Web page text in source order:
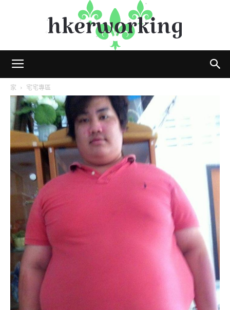
家 宅宅專區